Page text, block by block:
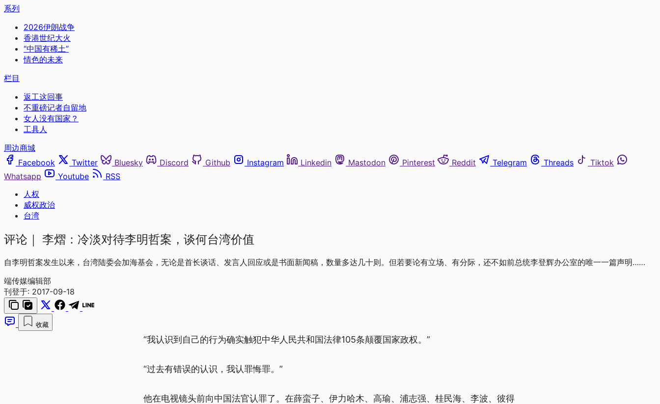
系列
2026伊朗战争
香港世纪大火
“中国有稀土”
情色的未来
栏目
返工这回事
不重磅记者自留地
女人没有国家？
工具人
周边商城
Facebook
Twitter Bluesky Discord Github Instagram Linkedin Mastodon Pinterest Reddit Telegram Threads
Tiktok
Whatsapp
Youtube
RSS
人权
威权政治
台湾
评论｜ 李熠：冷淡对待李明哲案，谈何台湾价值
自李明哲案发生以来，台湾陆委会加海基会，无论是首长谈话、发言人回应或是书面新闻稿，数量多达几十则。但若要论有立场、有分际，还不如前总统李登辉办公室的唯一一篇声明……
端传媒编辑部
刊登于: 2017-09-18
收藏
“我认识到自己的行为确实触犯中华人民共和国法律105条颠覆国家政权。”
“过去有错误的认识，我认罪悔罪。”
他在电视镜头前向中国法官认罪了。在薛蛮子、伊力哈木、高瑜、浦志强、桂民海、李波、彼得